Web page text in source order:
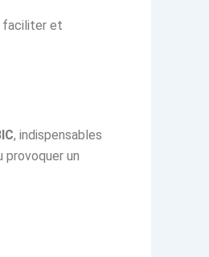
faciliter et
, indispensables
un